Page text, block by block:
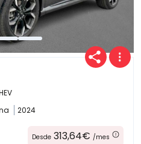
2024
Desde 313,64€ /mes